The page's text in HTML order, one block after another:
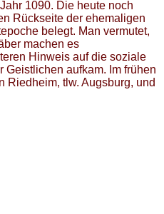
1090. Die heute noch
Rückseite der ehemaligen
belegt. Man vermutet,
machen es
Hinweis auf die soziale
aufkam. Im frühen
Riedheim, tlw. Augsburg, und